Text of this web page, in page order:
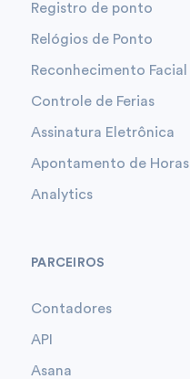
Registro de ponto
Relógios de Ponto
Reconhecimento Facial
Controle de Ferias
Assinatura Eletrônica
Apontamento de Horas
Analytics
PARCEIROS
Contadores
API
Asana